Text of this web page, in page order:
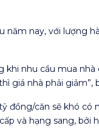
nay, với lượng
nhu cầu mua nhà
giá nhà phải giảm”,
đồng/căn sẽ khó có
và hạng sang, bởi